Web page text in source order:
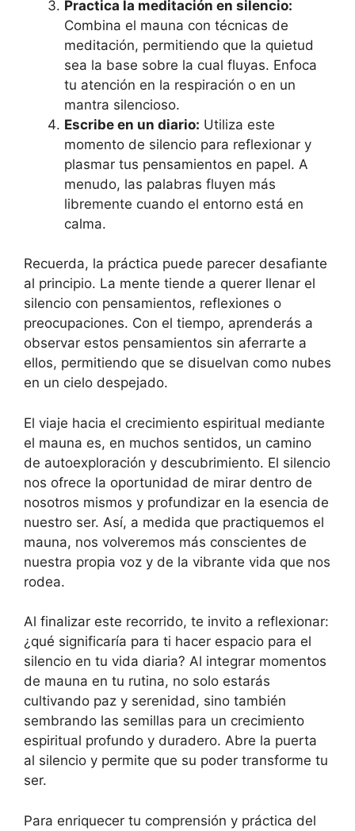
Practica la meditación en silencio:
Combina el mauna con técnicas de
meditación, permitiendo que la quietud
sea la base sobre la cual fluyas. Enfoca
tu atención en la respiración o en un
mantra silencioso.
Escribe en un diario: Utiliza este
momento de silencio para reflexionar y
plasmar tus pensamientos en papel. A
menudo, las palabras fluyen más
libremente cuando el entorno está en
calma.
Recuerda, la práctica puede parecer desafiante
al principio. La mente tiende a querer llenar el
silencio con pensamientos, reflexiones o
preocupaciones. Con el tiempo, aprenderás a
observar estos pensamientos sin aferrarte a
ellos, permitiendo que se disuelvan como nubes
en un cielo despejado.
El viaje hacia el crecimiento espiritual mediante
el mauna es, en muchos sentidos, un camino
de autoexploración y descubrimiento. El silencio
nos ofrece la oportunidad de mirar dentro de
nosotros mismos y profundizar en la esencia de
nuestro ser. Así, a medida que practiquemos el
mauna, nos volveremos más conscientes de
nuestra propia voz y de la vibrante vida que nos
rodea.
Al finalizar este recorrido, te invito a reflexionar:
¿qué significaría para ti hacer espacio para el
silencio en tu vida diaria? Al integrar momentos
de mauna en tu rutina, no solo estarás
cultivando paz y serenidad, sino también
sembrando las semillas para un crecimiento
espiritual profundo y duradero. Abre la puerta
al silencio y permite que su poder transforme tu
ser.
Para enriquecer tu comprensión y práctica del